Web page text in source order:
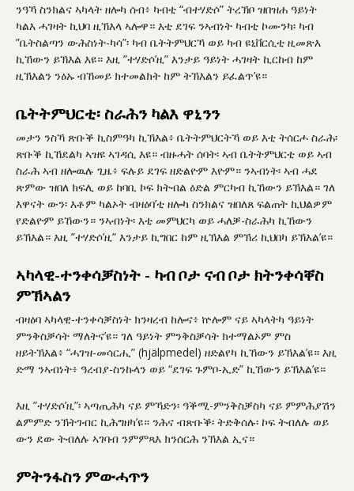
ንዓኻ ስንክልና ኣካላት ዘሎካ ሰብ፥ ካብቲ “ብተሃድሶ” ትረኽቦ ዝበዝሐ ዓይነት
ካልእ ሓገዛት ኪህባ ዚኽእላ ኣሎዋ። እቲ ደገፍ ንኣብነት ካብቲ ኮሙንካ፡ ካብ
”ቤትስልጣን ውሕስነት-ካሳ”፡ ካብ ቤትትምህርኻ ወይ ካብ ዩኒቨርሲቲ ዚመጽእ
ኪኸውን ይኽእል እዩ። እዚ ”ተሃድሶ’ዚ” እንታይ ዓይነት ሓገዛት ኪርከብ ከም
ዚኽእልን ንዕኡ ብኸመይ ክተመልክት ከም ትኽእልን ይፈልጥ’ዩ።
ቤትትምህርቲ፡ ስራሕን ካልእ ዋኒንን
መታን ንስኻ ጽቡቕ ኪስምዓካ ኪኽእል፥ ቤትትምህርትኻ ወይ እቲ ትሰርሖ ስራሕ፡
ጽቡቕ ኪኸደልካ ኣዝዩ ኣገዳሲ እዩ። ብዙሓት ሰባት፡ ኣብ ቤትትምህርቲ ወይ ኣብ
ስራሕ ኣብ ዘሎዉሉ ጊዜ፥ ፍሉይ ደገፍ ዘድልዮም እዮም። ንኣብነት፡ ኣብ ሓደ
ጽምው ዝበለ ክፍሊ ወይ ከባቢ ኮፍ ክትብል ዕድል ምርካብ ኪኸውን ይኽእል። ገለ
እዋናት ውን፡ እቶም ካልኦት ብዛዕባ’ቲ ዘሎካ ስንክልና ዝበለጸ ፍልጠት ኪህልዎም
የድልዮም ይኸውን። ንኣብነት፡ እቲ መምህርካ ወይ ሓለቓ-ስራሕካ ኪኸውን
ይኽእል። እዚ ”ተሃድሶ’ዚ” እንታይ ኪግበር ከም ዚኽእል ምኽሪ ኪህበካ ይኽእል’ዩ።
ኣካላዊ-ተንቀሳቓስነት - ካብ ቦታ ናብ ቦታ ክትንቀሳቐስ
ምኽኣልን
ብዛዕባ ኣካላዊ-ተንቀሳቓስነት ክንዛረብ ከሎና፥ ኵሎም ናይ ኣካላትካ ዓይነት
ምንቅስቓሳት ማለትና’ዩ። ገለ ዓይነት ምንቅስቓሳት ክተማልኦም ምስ
ዘይትኽእል፥ “ሓገዝ-መሳርሒ” (hjälpmedel) ዘድልየካ ኪኸውን ይኽእል’ዩ። እዚ
ድማ ንኣብነት፥ ዓረብያ-ስንኩላን ወይ “ደገፍ ጉምቦ-ኢድ” ኪኸውን ይኽእል’ዩ።
እዚ ”ተሃድሶ’ዚ”፡ ኣጣጢሕካ ናይ ምኻድን፡ ዓቕሚ-ምንቅስቓስካ ናይ ምምሕያሽን
ልምምድ ንኽትገብር ኪሕግዘካ’ዩ። ንሕና ብጽቡቕ፡ ትድቅሰሉ፡ ኮፍ ትብለሉ ወይ
ውን ደው ትብለሉ ኣገባብ ንምምጻእ ክንሰርሕ ንኽእል ኢና።
ምትንፋስን ምውሓጥን